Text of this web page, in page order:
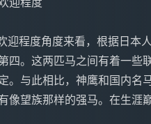
四。这两匹马之间有着一些
。与此相比，神鹰和国内名